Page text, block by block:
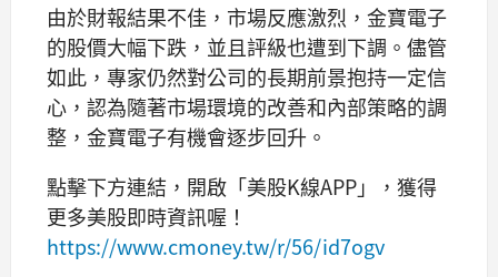
由於財報結果不佳，市場反應激烈，金寶電子
的股價大幅下跌，並且評級也遭到下調。儘管
如此，專家仍然對公司的長期前景抱持一定信
心，認為隨著市場環境的改善和內部策略的調
整，金寶電子有機會逐步回升。
點擊下方連結，開啟「美股K線APP」，獲得
更多美股即時資訊喔！
https://www.cmoney.tw/r/56/id7ogv